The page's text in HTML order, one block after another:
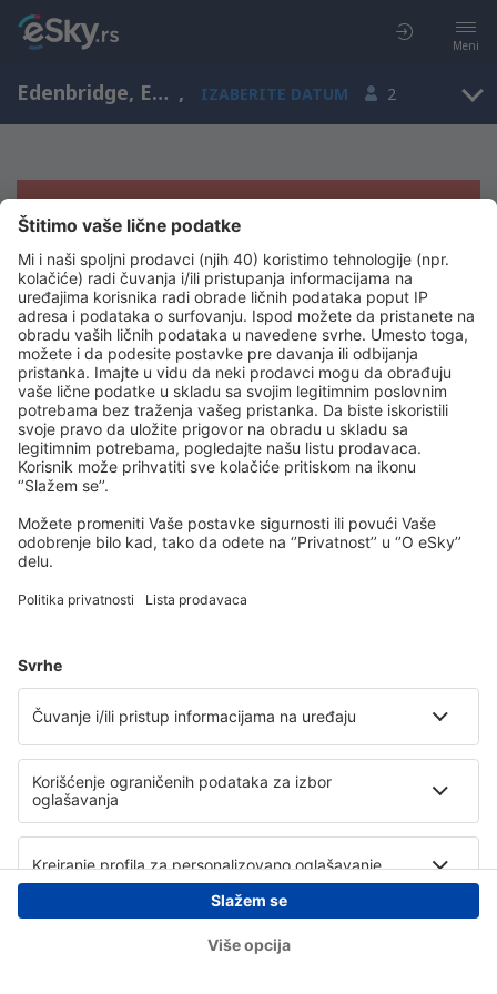
Meni
Edenbridge, England, Ujedinjeno Kraljevstvo , IZABERITE DATUM 2
Žao nam je, ne možemo da prikažemo
rezultate
Pokušajte još jednom kad izaberete druge kriterijume
Copyright © eSky.rs. Sva prava zadržana.